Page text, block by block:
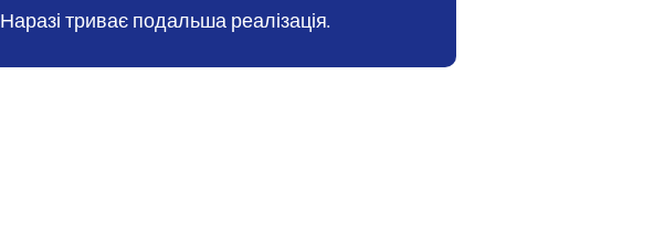
Наразі триває подальша реалізація.